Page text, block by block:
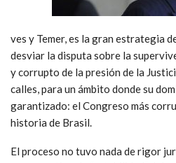
ves y Temer, es la gran estrategia
desviar la disputa sobre la
y corrupto de la presión de la
calles, para un ámbito donde su
garantizado: el Congreso más
historia de Brasil.
El proceso no tuvo nada de rigor